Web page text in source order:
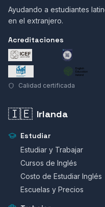
Ayudando a estudiantes
en el extranjero.
Acreditaciones
Calidad certificada
🇮🇪 Irlanda
Estudiar
Estudiar y Trabajar
Cursos de Inglés
Costo de Estudiar Inglés
Escuelas y Precios